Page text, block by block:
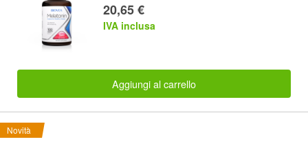
20,65 €
IVA inclusa
Aggiungi al carrello
Novità